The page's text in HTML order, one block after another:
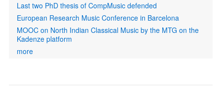
Last two PhD thesis of CompMusic defended
European Research Music Conference in Barcelona
MOOC on North Indian Classical Music by the MTG on the
Kadenze platform
more